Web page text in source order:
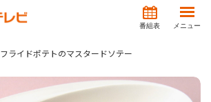
番組表 メニュー
フライドポテトのマスタードソテー